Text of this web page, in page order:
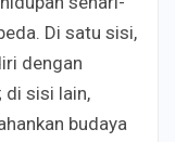
Di satu sisi,
dengan
di sisi lain,
budaya